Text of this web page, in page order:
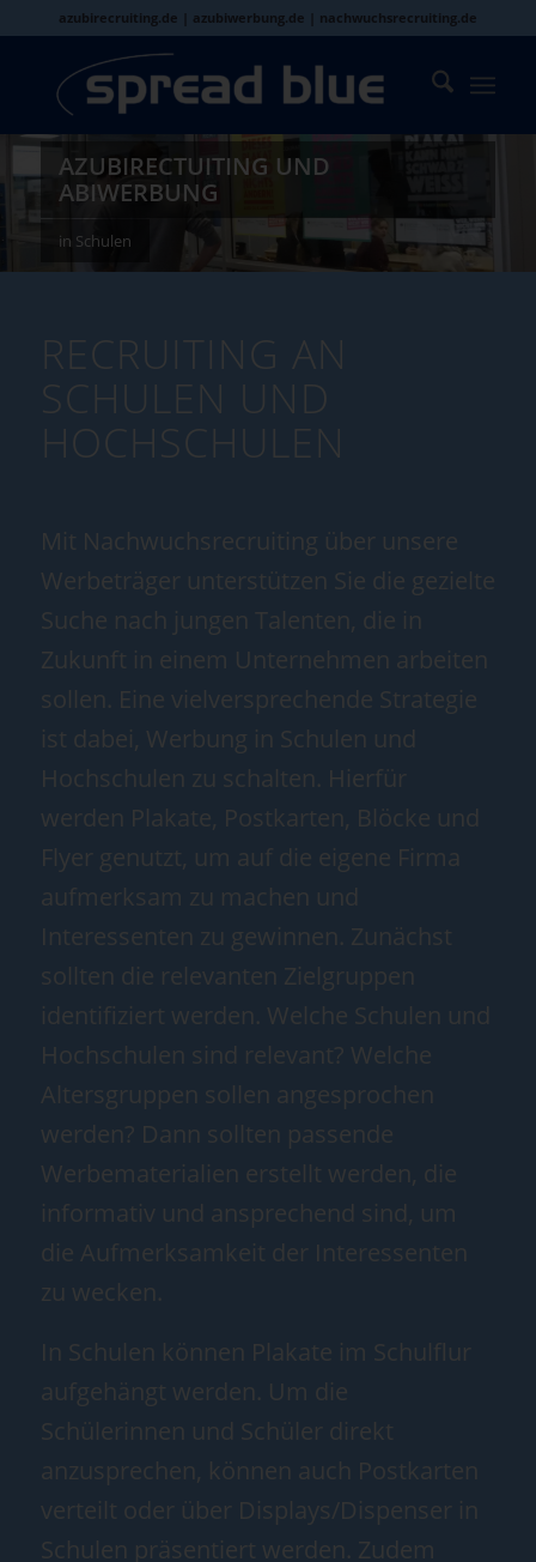
azubirecruiting.de | azubiwerbung.de | nachwuchsrecruiting.de
AZUBIRECTUITING UND
ABIWERBUNG
in Schulen
RECRUITING AN
SCHULEN UND
HOCHSCHULEN
Mit Nachwuchsrecruiting über unsere
Werbeträger unterstützen Sie die gezielte
Suche nach jungen Talenten, die in
Zukunft in einem Unternehmen arbeiten
sollen. Eine vielversprechende Strategie
ist dabei, Werbung in Schulen und
Hochschulen zu schalten. Hierfür
werden Plakate, Postkarten, Blöcke und
Flyer genutzt, um auf die eigene Firma
aufmerksam zu machen und
Interessenten zu gewinnen. Zunächst
sollten die relevanten Zielgruppen
identifiziert werden. Welche Schulen und
Hochschulen sind relevant? Welche
Altersgruppen sollen angesprochen
werden? Dann sollten passende
Werbematerialien erstellt werden, die
informativ und ansprechend sind, um
die Aufmerksamkeit der Interessenten
zu wecken.
In Schulen können Plakate im Schulflur
aufgehängt werden. Um die
Schülerinnen und Schüler direkt
anzusprechen, können auch Postkarten
verteilt oder über Displays/Dispenser in
Schulen präsentiert werden. Zudem